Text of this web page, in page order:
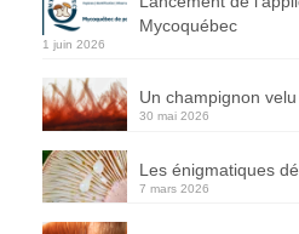
Mycoquébec
1 juin 2026
Un champignon velu
30 mai 2026
Les énigmatiques
7 mars 2026